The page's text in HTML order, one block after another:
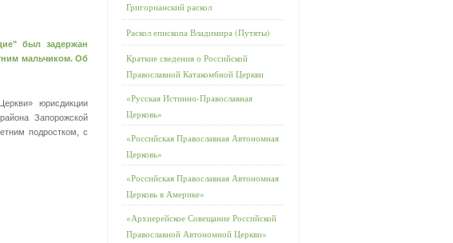
был задержан
мальчиком. Об
юрисдикции
Запорожской
подростком, с
Григорианский раскол
Раскол епископа Владимира (Путяты)
Краткие сведения о Российской
Православной Катакомбной Церкви
«Русская Истинно-Православная
Церковь»
«Российская Православная Автономная
Церковь»
«Российская Православная Автономная
Церковь в Америке»
«Архиерейское Совещание Российской
Православной Автономной Церкви»